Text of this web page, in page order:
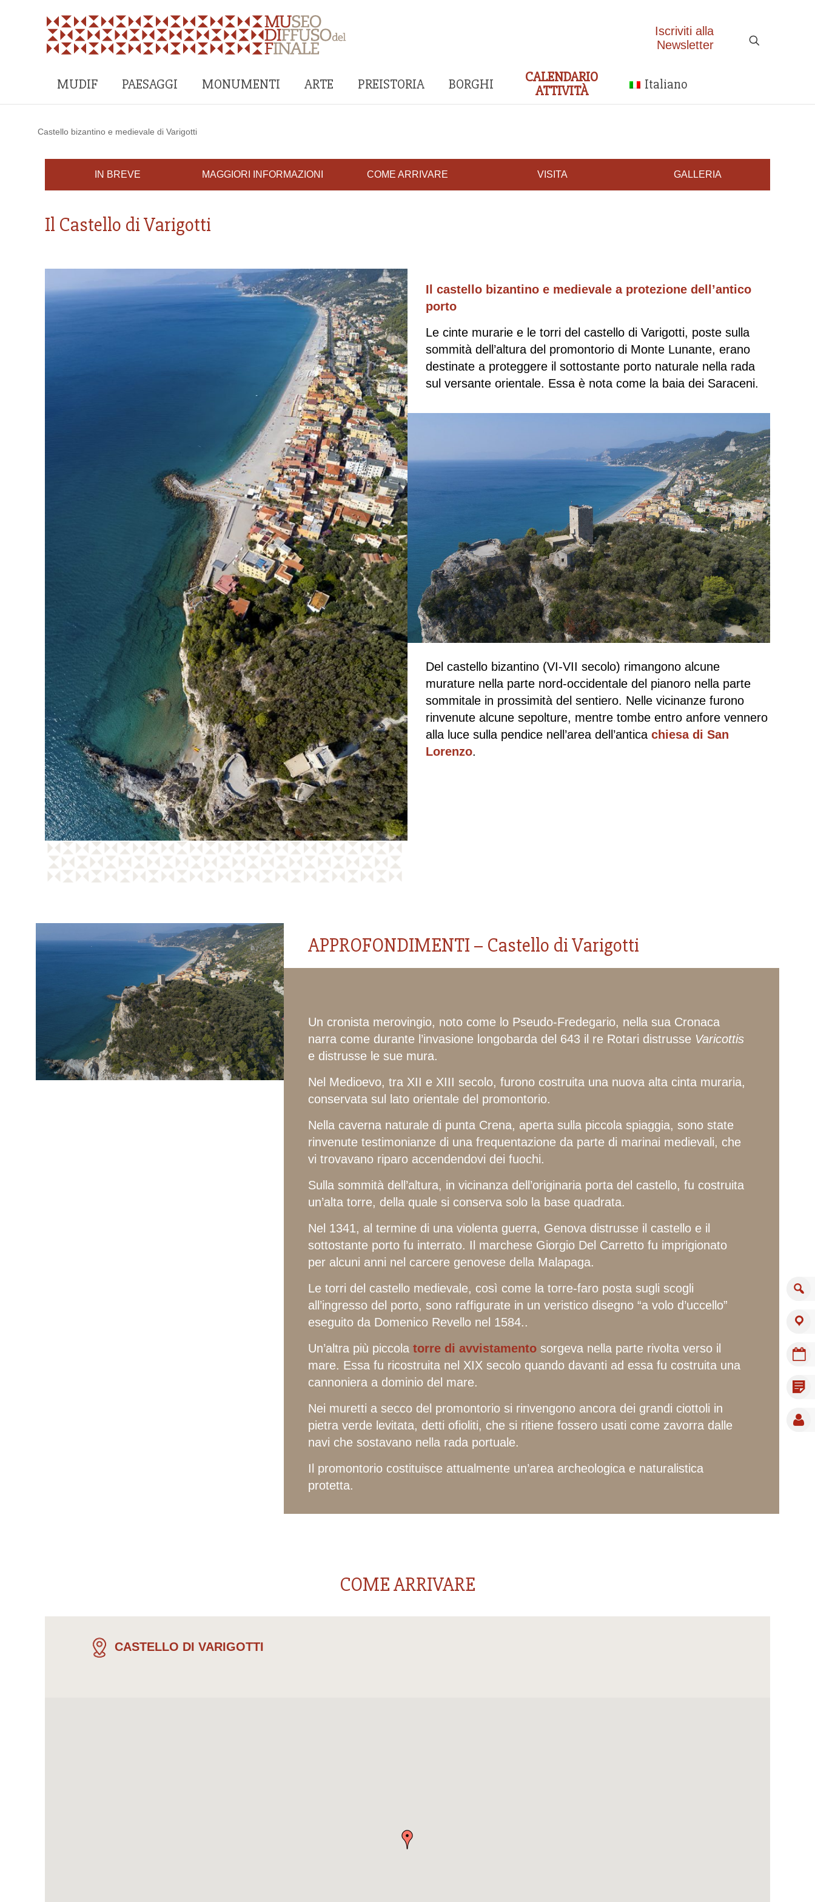
MUDIF PAESAGGI MONUMENTI ARTE PREISTORIA BORGHI
CALENDARIO
ATTIVITÀ
Italiano
Iscriviti alla
Newsletter
Castello bizantino e medievale di Varigotti
IN BREVE MAGGIORI INFORMAZIONI COME ARRIVARE VISITA GALLERIA
Il Castello di Varigotti
Il castello bizantino e medievale a protezione dell’antico
porto
Le cinte murarie e le torri del castello di Varigotti, poste sulla
sommità dell’altura del promontorio di Monte Lunante, erano
destinate a proteggere il sottostante porto naturale nella rada
sul versante orientale. Essa è nota come la baia dei Saraceni.
Del castello bizantino (VI-VII secolo) rimangono alcune
murature nella parte nord-occidentale del pianoro nella parte
sommitale in prossimità del sentiero. Nelle vicinanze furono
rinvenute alcune sepolture, mentre tombe entro anfore vennero
alla luce sulla pendice nell’area dell’antica chiesa di San
Lorenzo.
APPROFONDIMENTI – Castello di Varigotti
Un cronista merovingio, noto come lo Pseudo-Fredegario, nella sua Cronaca
narra come durante l’invasione longobarda del 643 il re Rotari distrusse Varicottis
e distrusse le sue mura.
Nel Medioevo, tra XII e XIII secolo, furono costruita una nuova alta cinta muraria,
conservata sul lato orientale del promontorio.
Nella caverna naturale di punta Crena, aperta sulla piccola spiaggia, sono state
rinvenute testimonianze di una frequentazione da parte di marinai medievali, che
vi trovavano riparo accendendovi dei fuochi.
Sulla sommità dell’altura, in vicinanza dell’originaria porta del castello, fu costruita
un’alta torre, della quale si conserva solo la base quadrata.
Nel 1341, al termine di una violenta guerra, Genova distrusse il castello e il
sottostante porto fu interrato. Il marchese Giorgio Del Carretto fu imprigionato
per alcuni anni nel carcere genovese della Malapaga.
Le torri del castello medievale, così come la torre-faro posta sugli scogli
all’ingresso del porto, sono raffigurate in un veristico disegno “a volo d’uccello”
eseguito da Domenico Revello nel 1584..
Un’altra più piccola torre di avvistamentosorgeva nella parte rivolta verso il
mare. Essa fu ricostruita nel XIX secolo quando davanti ad essa fu costruita una
cannoniera a dominio del mare.
Nei muretti a secco del promontorio si rinvengono ancora dei grandi ciottoli in
pietra verde levitata, detti ofioliti, che si ritiene fossero usati come zavorra dalle
navi che sostavano nella rada portuale.
Il promontorio costituisce attualmente un’area archeologica e naturalistica
protetta.
COME ARRIVARE
CASTELLO DI VARIGOTTI